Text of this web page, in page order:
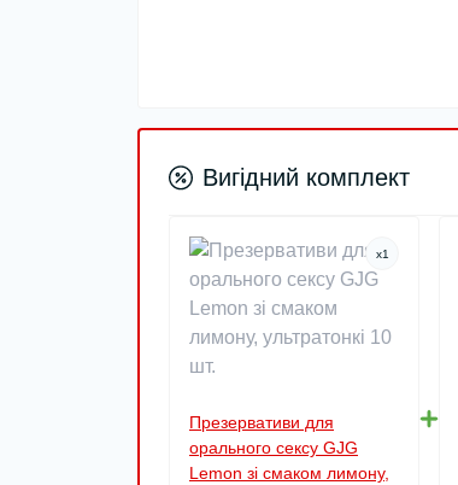
Вигідний комплект
x1
Презервативи для
орального сексу GJG
Lemon зі смаком лимону,